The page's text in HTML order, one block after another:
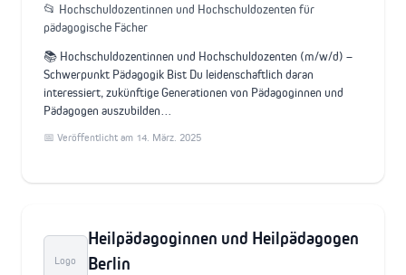
📂 Hochschuldozentinnen und Hochschuldozenten für
pädagogische Fächer
📚 Hochschuldozentinnen und Hochschuldozenten (m/w/d) –
Schwerpunkt Pädagogik Bist Du leidenschaftlich daran
interessiert, zukünftige Generationen von Pädagoginnen und
Pädagogen auszubilden…
📅 Veröffentlicht am 14. März. 2025
Logo
Heilpädagoginnen und Heilpädagogen
Berlin